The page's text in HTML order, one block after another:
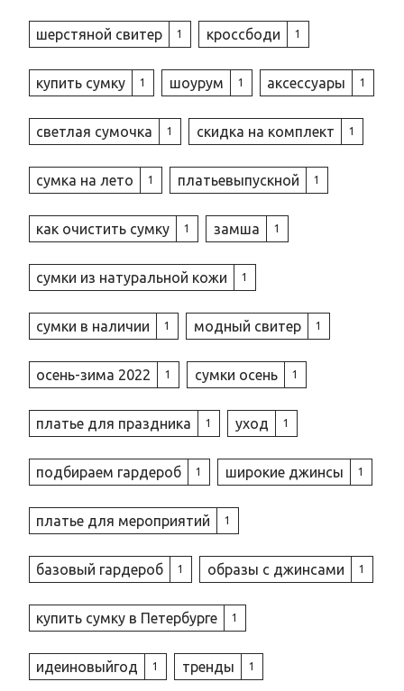
шерстяной свитер 1 кроссбоди 1
купить сумку 1 шоурум 1 аксессуары 1
светлая сумочка 1 скидка на комплект 1
сумка на лето 1 платьевыпускной 1
как очистить сумку 1 замша 1
сумки из натуральной кожи 1
сумки в наличии 1 модный свитер 1
осень-зима 2022 1 сумки осень 1
платье для праздника 1 уход 1
подбираем гардероб 1 широкие джинсы 1
платье для мероприятий 1
базовый гардероб 1 образы с джинсами 1
купить сумку в Петербурге 1
идеиновыйгод 1 тренды 1